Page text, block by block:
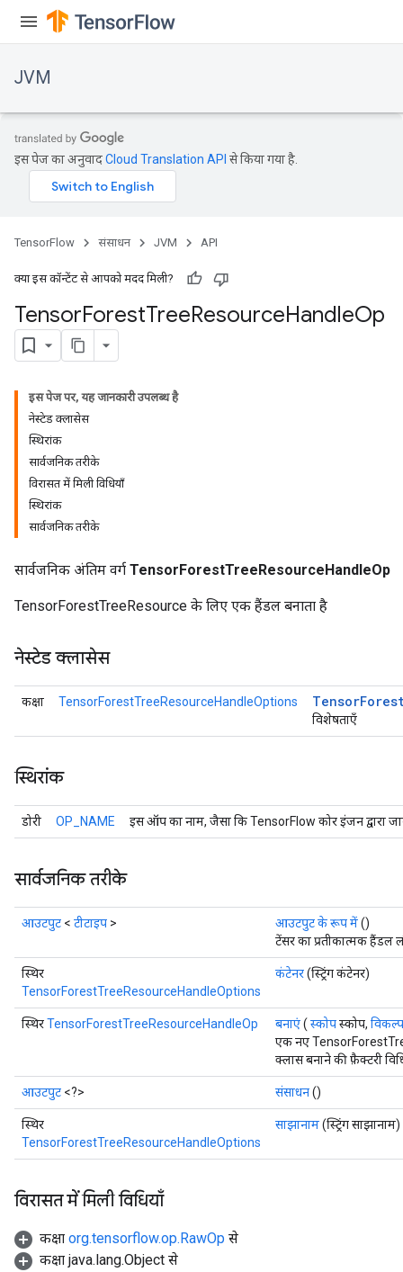
JVM
इस पेज का अनुवादCloud Translation API से किया गया है.
TensorFlow संसाधन JVM API
क्या इस कॉन्टेंट से आपको मदद मिली?
TensorForestTreeResourceHandleOp
इस पेज पर, यह जानकारी उपलब्ध है
नेस्टेड क्लासेस
स्थिरांक
सार्वजनिक तरीके
विरासत में मिली विधियाँ
स्थिरांक
सार्वजनिक तरीके
सार्वजनिक अंतिम वर्ग TensorForestTreeResourceHandleOp
TensorForestTreeResource के लिए एक हैंडल बनाता है
नेस्टेड क्लासेस
कक्षा TensorForestTreeResourceHandleOptions Tensor
विशेषताएँ
स्थिरांक
डोरी OP_NAME इस ऑप का नाम, जैसा कि TensorFlow कोर इंजन द्वारा
सार्वजनिक तरीके
आउटपुट < टीटाइप > आउटपुट के रूप में()
टेंसर का प्रतीकात्मक हैंडल
स्थिर
TensorForestTreeResourceHandleOptions
कंटेनर(स्ट्रिंग कंटेनर)
स्थिरTensorForestTreeResourceHandleOp बनाएं( स्कोपस्कोप,
एक नए
क्लास बनाने की फ़ैक्टरी
आउटपुट <?> संसाधन()
स्थिर
TensorForestTreeResourceHandleOptions
साझानाम(स्ट्रिंग साझानाम)
विरासत में मिली विधियाँ
कक्षा org.tensorflow.op.RawOp से
कक्षा java.lang.Object से